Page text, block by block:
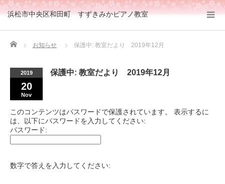
浜松市中央区和田町 すずきみかピアノ教室
Home お知らせ 保護中: 教室だより 2019年12月
2019
20
Nov
保護中: 教室だより 2019年12月
このコンテンツはパスワードで保護されています。 表示するに
は、以下にパスワードを入力してください:
パスワード:
数字で答えを入力してください: